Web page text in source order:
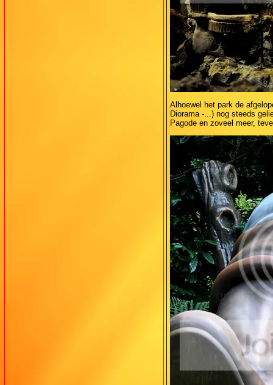
Alhoewel het park de
Diorama -...) nog steeds
Pagode en zoveel meer,